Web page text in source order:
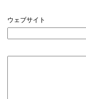
ウェブサイト